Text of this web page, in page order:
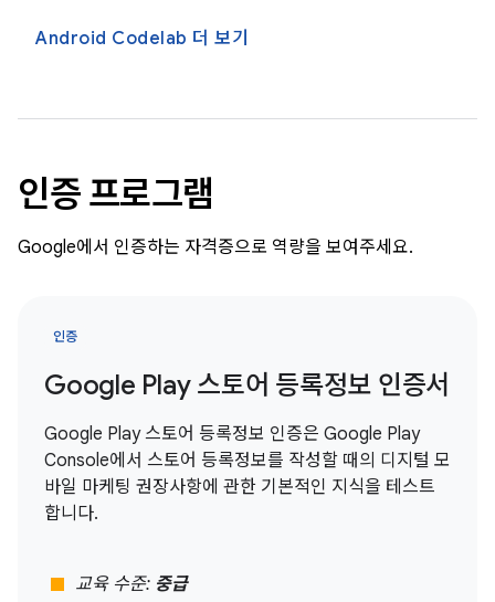
Android Codelab 더 보기
인증 프로그램
Google에서 인증하는 자격증으로 역량을 보여주세요.
인증
Google Play 스토어 등록정보 인증서
Google Play 스토어 등록정보 인증은 Google Play
Console에서 스토어 등록정보를 작성할 때의 디지털 모
바일 마케팅 권장사항에 관한 기본적인 지식을 테스트
합니다.
stop 교육 수준: 중급